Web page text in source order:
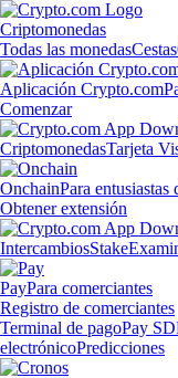
Criptomonedas
Todas las monedasCestas
Aplicación Crypto.com
Comenzar
CriptomonedasTarjeta
OnchainPara entusiastas
Obtener extensión
IntercambiosStake
PayPara comerciantes
Registro de comerciantes
Terminal de pagoPay
electrónicoPredicciones